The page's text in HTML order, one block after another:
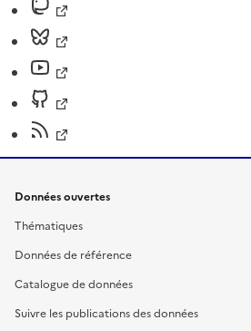
Données ouvertes
Thématiques
Données de référence
Catalogue de données
Suivre les publications des données